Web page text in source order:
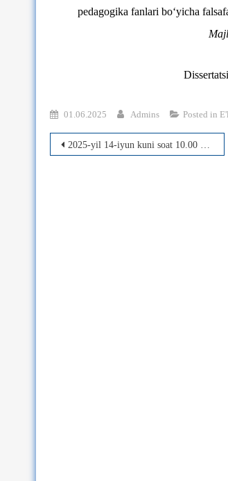
pedagogika fanlari bo‘yicha
01.06.2025 Admins Posted in
Post
2025-yil 14-iyun kuni soat 10.00 Xudayarova Zaynabning dissertatsiyasi muhokamasi.